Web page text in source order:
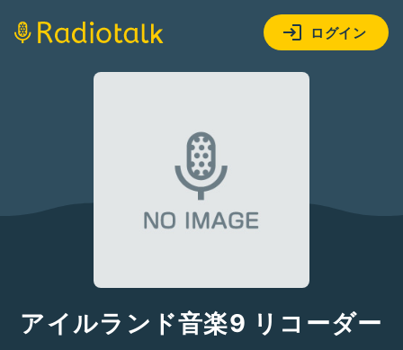
ログイン
アイルランド音楽9 リコーダー